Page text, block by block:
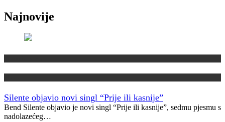
Najnovije
Silente objavio novi singl “Prije ili kasnije”
Bend Silente objavio je novi singl “Prije ili kasnije”, sedmu pjesmu s
nadolazećeg…